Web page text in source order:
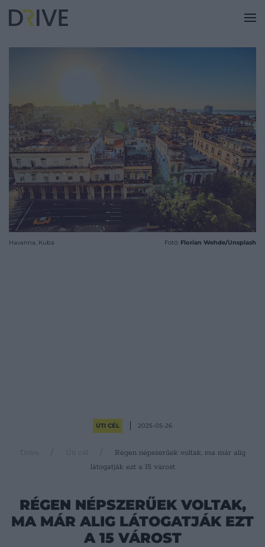
Havanna, Kuba Fotó: Florian Wehde/Unsplash
ÚTI CÉL 2025-05-26
Drive
Régen népszerűek voltak, ma már alig
látogatják ezt a 15 várost
RÉGEN NÉPSZERŰEK VOLTAK,
MA MÁR ALIG LÁTOGATJÁK EZT
A 15 VÁROST